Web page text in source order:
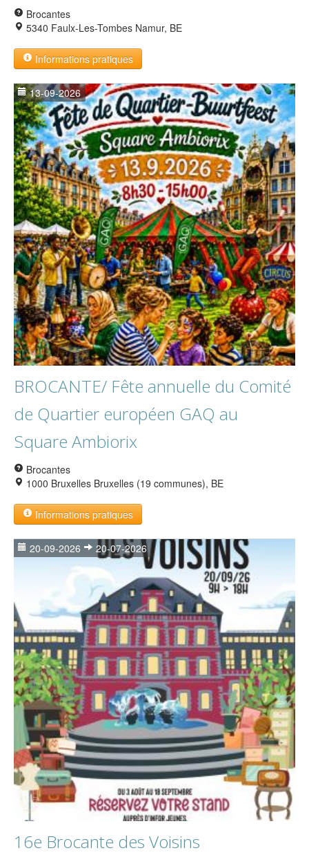
Brocantes
5340 Faulx-Les-Tombes Namur, BE
Informations pratiques
13-09-2026
BROCANTE/ Fête annuelle du Comité
de Quartier européen GAQ au
Square Ambiorix
Brocantes
1000 Bruxelles Bruxelles (19 communes), BE
Informations pratiques
20-09-2026 20-07-2026
16e Brocante des Voisins